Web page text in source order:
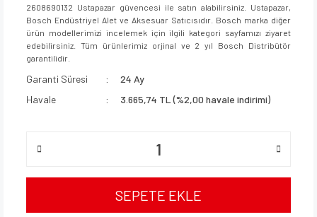
2608690132 Ustapazar güvencesi ile satın alabilirsiniz. Ustapazar,
Bosch Endüstriyel Alet ve Aksesuar Satıcısıdır. Bosch marka diğer
ürün modellerimizi incelemek için ilgili kategori sayfamızı ziyaret
edebilirsiniz. Tüm ürünlerimiz orjinal ve 2 yıl Bosch Distribütör
garantilidir.
Garanti Süresi
24 Ay
Havale
3.665,74 TL (%2,00 havale indirimi)
SEPETE EKLE